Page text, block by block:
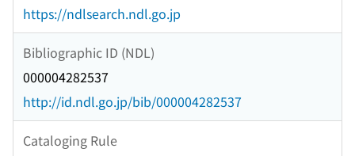
https://ndlsearch.ndl.go.jp
Bibliographic ID (NDL)
000004282537
http://id.ndl.go.jp/bib/000004282537
Cataloging Rule